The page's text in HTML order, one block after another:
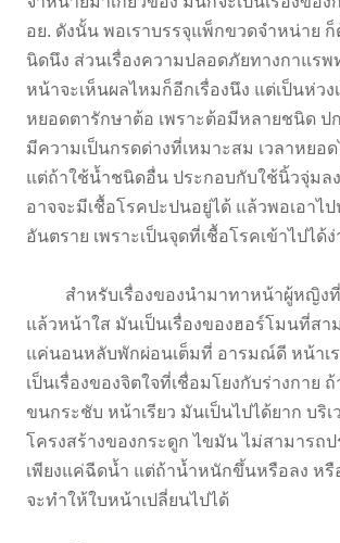
อย. ดังนั้น พอเราบรรจุแพ็กขวดจำหน่าย ก็
นิดนึง ส่วนเรื่องความปลอดภัยทางกาแรพ
หน้าจะเห็นผลไหมก็อีกเรื่องนึง แต่เป็นห่วง
หยอดตารักษาต้อ เพราะต้อมีหลายชนิด ป
มีความเป็นกรดด่างที่เหมาะสม เวลาหยอ
แต่ถ้าใช้น้ำชนิดอื่น ประกอบกับใช้นิ้วจุ่มล
อาจจะมีเชื้อโรคปะปนอยู่ได้ แล้วพอเอาไ
อันตราย เพราะเป็นจุดที่เชื้อโรคเข้าไปได้ง่
สำหรับเรื่องของนำมาทาหน้าผู้หญิงที่
แล้วหน้าใส มันเป็นเรื่องของฮอร์โมนที่สา
แค่นอนหลับพักผ่อนเต็มที่ อารมณ์ดี หน้าเ
เป็นเรื่องของจิตใจที่เชื่อมโยงกับร่างกาย
ขนกระชับ หน้าเรียว มันเป็นไปได้ยาก บริ
โครงสร้างของกระดูก ไขมัน ไม่สามารถป
เพียงแค่ฉีดน้ำ แต่ถ้าน้ำหนักขึ้นหรือลง หรื
จะทำให้ใบหน้าเปลี่ยนไปได้